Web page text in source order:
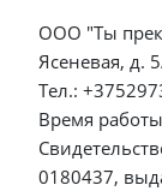
ООО "Ты
Ясеневая, д.
Тел.:
Время
0180437,